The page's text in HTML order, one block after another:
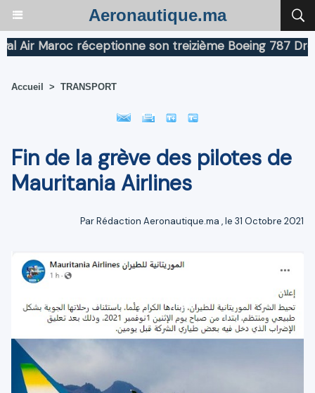
Aeronautique.ma
Maroc réceptionne son treizième Boeing 787
Accueil > TRANSPORT
Fin de la grève des pilotes de
Mauritania Airlines
ParRédaction Aeronautique.ma , le 31 Octobre 2021